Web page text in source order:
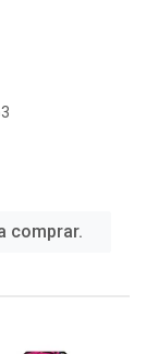
comprar.